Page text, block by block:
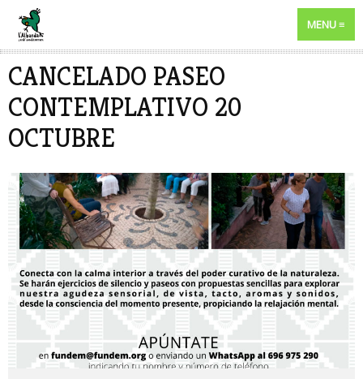
MENU
CANCELADO PASEO
CONTEMPLATIVO 20
OCTUBRE